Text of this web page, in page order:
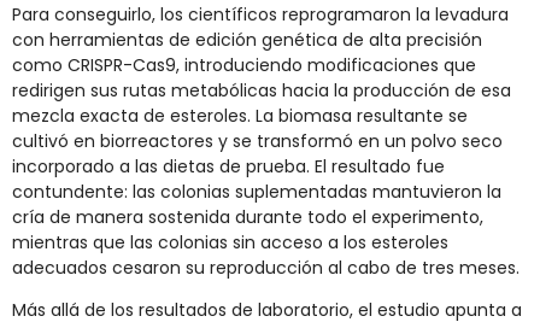
Para conseguirlo, los científicos reprogramaron la levadura
con herramientas de edición genética de alta precisión
como CRISPR-Cas9, introduciendo modificaciones que
redirigen sus rutas metabólicas hacia la producción de esa
mezcla exacta de esteroles. La biomasa resultante se
cultivó en biorreactores y se transformó en un polvo seco
incorporado a las dietas de prueba. El resultado fue
contundente: las colonias suplementadas mantuvieron la
cría de manera sostenida durante todo el experimento,
mientras que las colonias sin acceso a los esteroles
adecuados cesaron su reproducción al cabo de tres meses.
Más allá de los resultados de laboratorio, el estudio apunta a